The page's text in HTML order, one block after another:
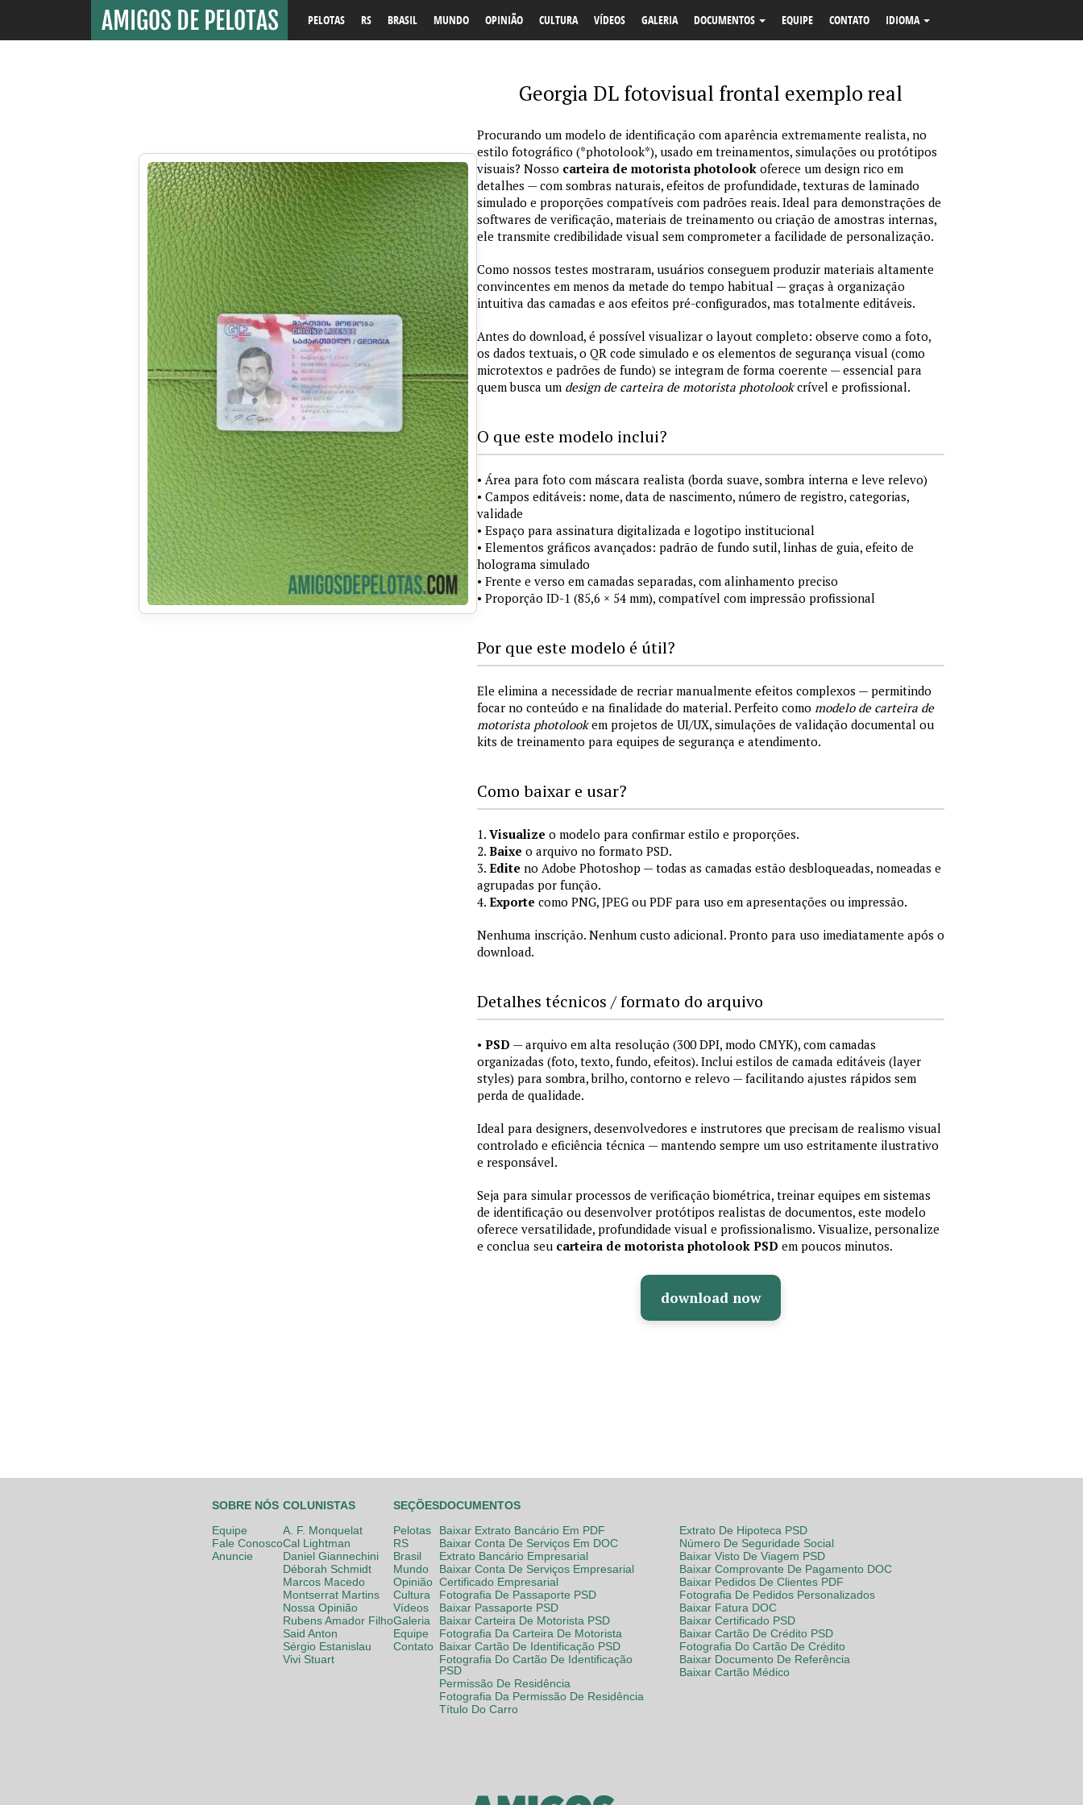
PELOTAS RS BRASIL MUNDO OPINIÃO CULTURA VÍDEOS GALERIA DOCUMENTOS EQUIPE CONTATO IDIOMA
Georgia DL fotovisual frontal exemplo real
Procurando um modelo de identificação com aparência extremamente realista, no
estilo fotográfico (*photolook*), usado em treinamentos, simulações ou protótipos
visuais? Nosso carteira de motorista photolook oferece um design rico em
detalhes — com sombras naturais, efeitos de profundidade, texturas de laminado
simulado e proporções compatíveis com padrões reais. Ideal para demonstrações de
softwares de verificação, materiais de treinamento ou criação de amostras internas,
ele transmite credibilidade visual sem comprometer a facilidade de personalização.
Como nossos testes mostraram, usuários conseguem produzir materiais altamente
convincentes em menos da metade do tempo habitual — graças à organização
intuitiva das camadas e aos efeitos pré-configurados, mas totalmente editáveis.
Antes do download, é possível visualizar o layout completo: observe como a foto,
os dados textuais, o QR code simulado e os elementos de segurança visual (como
microtextos e padrões de fundo) se integram de forma coerente — essencial para
quem busca um design de carteira de motorista photolookcrível e profissional.
O que este modelo inclui?
• Área para foto com máscara realista (borda suave, sombra interna e leve relevo)
• Campos editáveis: nome, data de nascimento, número de registro, categorias,
validade
• Espaço para assinatura digitalizada e logotipo institucional
• Elementos gráficos avançados: padrão de fundo sutil, linhas de guia, efeito de
holograma simulado
• Frente e verso em camadas separadas, com alinhamento preciso
• Proporção ID-1 (85,6 × 54 mm), compatível com impressão profissional
Por que este modelo é útil?
Ele elimina a necessidade de recriar manualmente efeitos complexos — permitindo
focar no conteúdo e na finalidade do material. Perfeito como modelo de carteira de
motorista photolookem projetos de UI/UX, simulações de validação documental ou
kits de treinamento para equipes de segurança e atendimento.
Como baixar e usar?
1. Visualize o modelo para confirmar estilo e proporções.
2. Baixe o arquivo no formato PSD.
3. Edite no Adobe Photoshop — todas as camadas estão desbloqueadas, nomeadas e
agrupadas por função.
4. Exporte como PNG, JPEG ou PDF para uso em apresentações ou impressão.
Nenhuma inscrição. Nenhum custo adicional. Pronto para uso imediatamente após o
download.
Detalhes técnicos / formato do arquivo
• PSD — arquivo em alta resolução (300 DPI, modo CMYK), com camadas
organizadas (foto, texto, fundo, efeitos). Inclui estilos de camada editáveis (layer
styles) para sombra, brilho, contorno e relevo — facilitando ajustes rápidos sem
perda de qualidade.
Ideal para designers, desenvolvedores e instrutores que precisam de realismo visual
controlado e eficiência técnica — mantendo sempre um uso estritamente ilustrativo
e responsável.
Seja para simular processos de verificação biométrica, treinar equipes em sistemas
de identificação ou desenvolver protótipos realistas de documentos, este modelo
oferece versatilidade, profundidade visual e profissionalismo. Visualize, personalize
e conclua seu carteira de motorista photolook PSD em poucos minutos.
download now
SOBRE NÓS
Equipe
Fale Conosco
Anuncie
COLUNISTAS
A. F. Monquelat
Cal Lightman
Daniel Giannechini
Déborah Schmidt
Marcos Macedo
Montserrat Martins
Nossa Opinião
Rubens Amador Filho
Said Anton
Sérgio Estanislau
Vivi Stuart
SEÇÕES
Pelotas
RS
Brasil
Mundo
Opinião
Cultura
Vídeos
Galeria
Equipe
Contato
DOCUMENTOS
Baixar Extrato Bancário Em PDF
Baixar Conta De Serviços Em DOC
Extrato Bancário Empresarial
Baixar Conta De Serviços Empresarial
Certificado Empresarial
Fotografia De Passaporte PSD
Baixar Passaporte PSD
Baixar Carteira De Motorista PSD
Fotografia Da Carteira De Motorista
Baixar Cartão De Identificação PSD
Fotografia Do Cartão De Identificação
PSD
Permissão De Residência
Fotografia Da Permissão De Residência
Título Do Carro
Extrato De Hipoteca PSD
Número De Seguridade Social
Baixar Visto De Viagem PSD
Baixar Comprovante De Pagamento DOC
Baixar Pedidos De Clientes PDF
Fotografia De Pedidos Personalizados
Baixar Fatura DOC
Baixar Certificado PSD
Baixar Cartão De Crédito PSD
Fotografia Do Cartão De Crédito
Baixar Documento De Referência
Baixar Cartão Médico